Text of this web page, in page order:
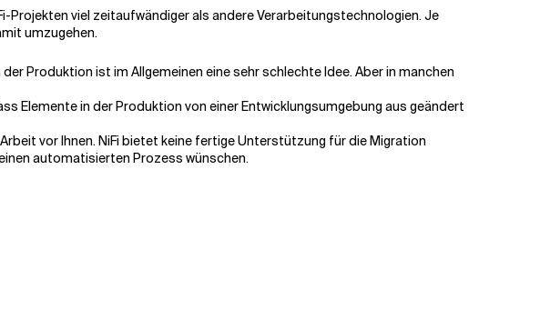
viel zeitaufwändiger als andere Verarbeitungstechnologien. Je
umzugehen.
Produktion ist im Allgemeinen eine sehr schlechte Idee. Aber in manchen
Elemente in der Produktion von einer Entwicklungsumgebung aus geändert
vor Ihnen. NiFi bietet keine fertige Unterstützung für die Migration
automatisierten Prozess wünschen.